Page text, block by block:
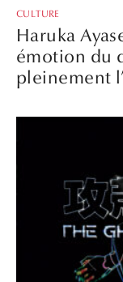
CULTURE
Haruka
émotion du
pleinement